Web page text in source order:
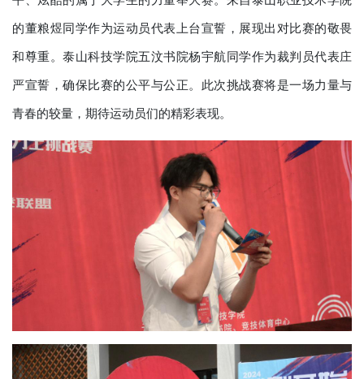
的董粮煜同学作为运动员代表上台宣誓，展现出对比赛的敬畏
和尊重。泰山科技学院五汶书院杨宇航同学作为裁判员代表庄
严宣誓，确保比赛的公平与公正。此次挑战赛将是一场力量与
青春的较量，期待运动员们的精彩表现。